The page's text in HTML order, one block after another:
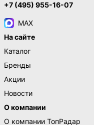
+7 (495) 955-16-07
MAX
На сайте
Каталог
Бренды
Акции
Новости
О компании
О компании ТопРадар